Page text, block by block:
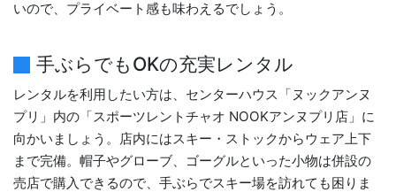
いので、プライベート感も味わえるでしょう。
手ぶらでもOKの充実レンタル
レンタルを利用したい方は、センターハウス「ヌックアンヌ
プリ」内の「スポーツレントチャオ NOOKアンヌプリ店」に
向かいましょう。店内にはスキー・ストックからウェア上下
まで完備。帽子やグローブ、ゴーグルといった小物は併設の
売店で購入できるので、手ぶらでスキー場を訪れても困りま